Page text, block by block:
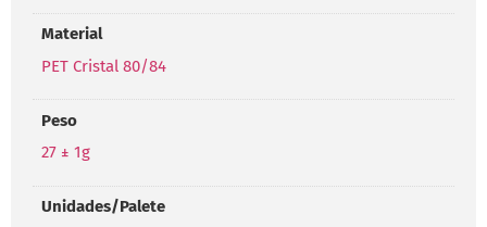
Material
PET Cristal 80/84
Peso
27 ± 1g
Unidades/Palete